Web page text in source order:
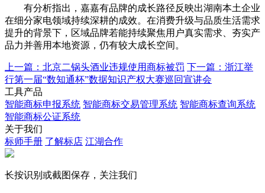
有分析指出，嘉嘉有品牌的成长路径反映出湖南本土企业
在细分家电领域持续深耕的成效。在消费升级与品质生活需求
提升的背景下，区域品牌若能持续聚焦用户真实需求、夯实产
品力并善用本地资源，仍有较大成长空间。
上一篇：北京二锅头酒业违规使用商标被罚 下一篇：浙江举
行第一届“数知通杯”数据知识产权大赛巡回宣讲会
工具产品
智能商标申报系统 智能商标交易管理系统 智能商标查询系统
智能商标公证系统
关于我们
标师手册 了解标店 江湖合作
长按识别或截图保存，关注我们